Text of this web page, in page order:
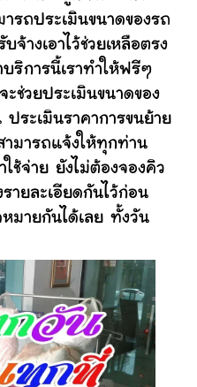
รถประเมินขนาดของรถ
จ้างเอาไว้ช่วยเหลือตรง
ริการนี้เราทำให้ฟรีๆ
ช่วยประเมินขนาดของ
ประเมินราคาการขนย้าย
ามารถแจ้งให้ทุกท่าน
ช้จ่าย ยังไม่ต้องจองคิว
ายละเอียดกันไว้ก่อน
มายกันได้เลย ทั้งวัน